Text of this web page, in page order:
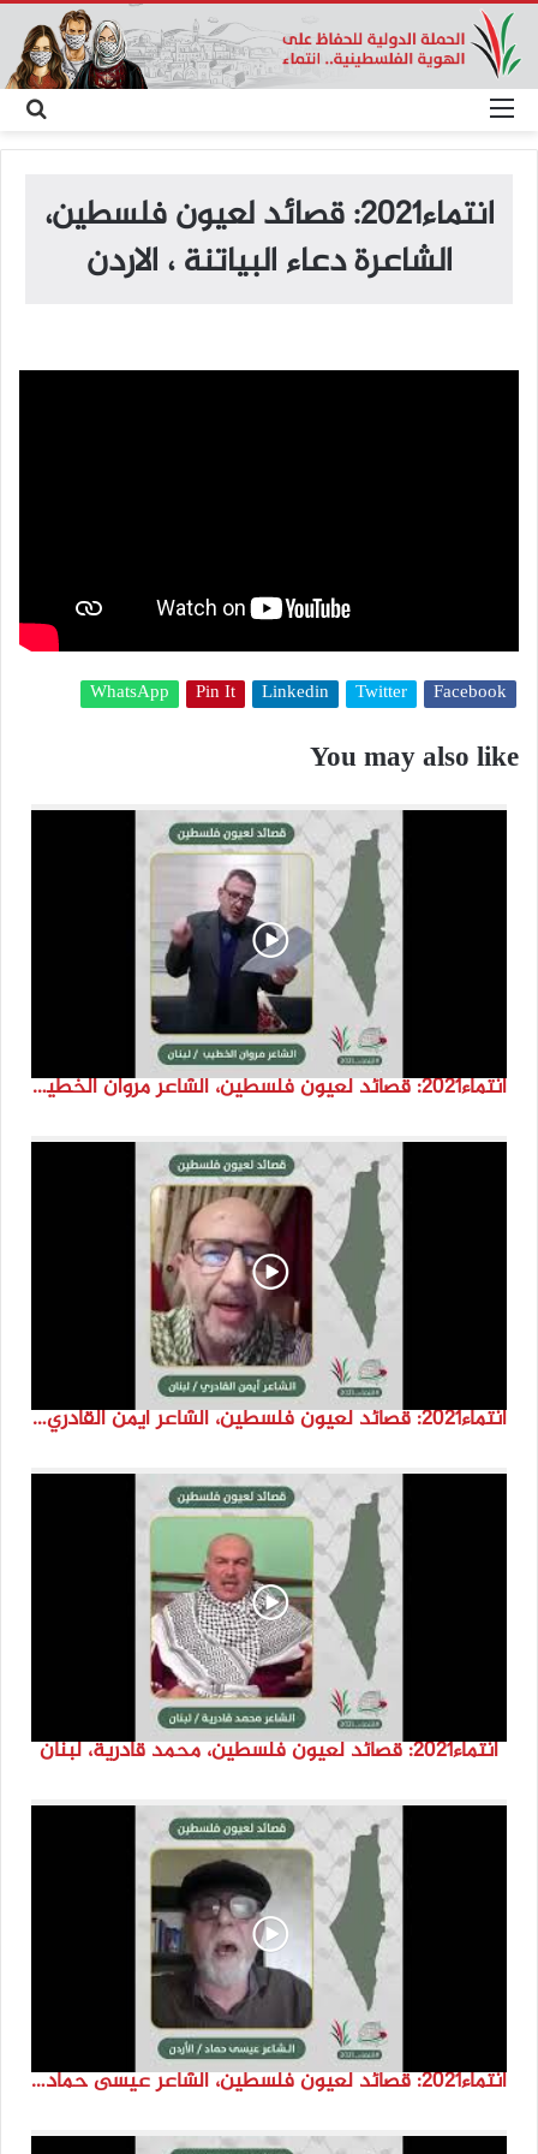
عن
انتماء2021: قصائد لعيون فلسطين،
الشاعرة دعاء البياتنة ، الاردن
Facebook
Twitter
Linkedin
Pin It
WhatsApp
You may also like
انتماء2021: قصائد لعيون فلسطين، الشاعر مروان الخطيب، لبنان
انتماء2021: قصائد لعيون فلسطين، الشاعر أيمن القادري، لبنان
انتماء2021: قصائد لعيون فلسطين، محمد قادرية، لبنان
انتماء2021: قصائد لعيون فلسطين، الشاعر عيسى حماد، الاردن